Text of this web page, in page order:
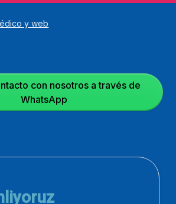
y web
con nosotros a través de
WhatsApp